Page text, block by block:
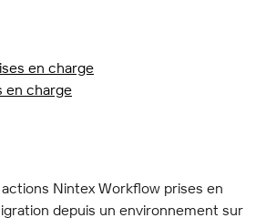
en charge
en charge
Nintex Workflow prises en
depuis un environnement sur